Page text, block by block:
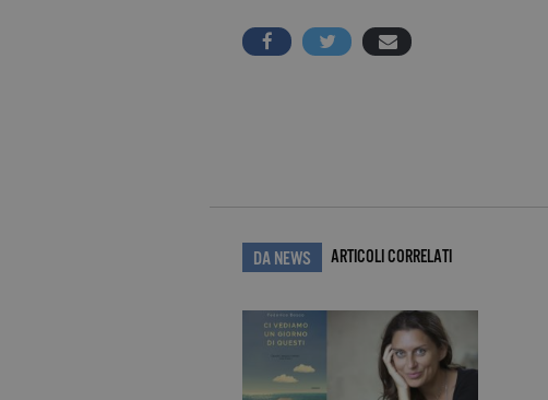
DA NEWS ARTICOLI CORRELATI